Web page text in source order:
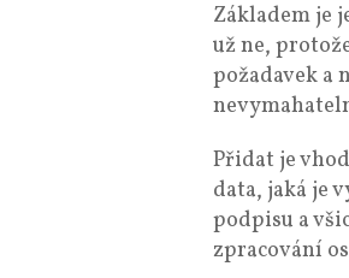
Základem je
už ne,
požadavek a
Přidat je
data, jaká je
podpisu a
zpracování